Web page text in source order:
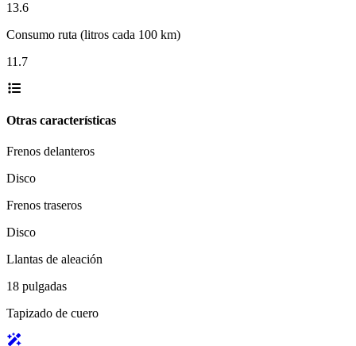
13.6
Consumo ruta (litros cada 100 km)
11.7
Otras características
Frenos delanteros
Disco
Frenos traseros
Disco
Llantas de aleación
18 pulgadas
Tapizado de cuero